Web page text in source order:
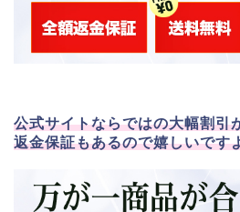
公式サイトならではの大幅割引
返金保証もあるので嬉しいです